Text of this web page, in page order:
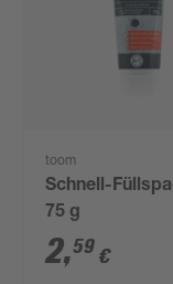
toom
Schnell-
75 g
2,59 €